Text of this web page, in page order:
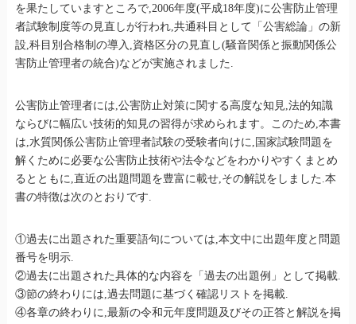
を果たしていますところで,2006年度(平成18年度)に公害防止管理
者試験制度等の見直しが行われ,共通科目として「公害総論」の新
設,科目別合格制の導入,資格区分の見直し(騒音関係と振動関係公
害防止管理者の統合)などが実施されました.
公害防止管理者には,公害防止対策に関する高度な知見,法的知識
ならびに幅広い技術的知見の習得が求められます。このため,本書
は,水質関係公害防止管理者試験の受験者向けに,国家試験問題を
解くために必要な公害防止技術や法令などをわかりやすくまとめ
るとともに,直近の出題問題を豊富に載せ,その解説をしました.本
書の特徴は次のとおりです.
①過去に出題された重要語句については,本文中に出題年度と問題
番号を明示.
②過去に出題された具体的な内容を「過去の出題例」として掲載.
③節の終わりには,過去問題に基づく確認リストを掲載.
④各章の終わりに,最新の令和元年度問題及びその正答と解説を掲